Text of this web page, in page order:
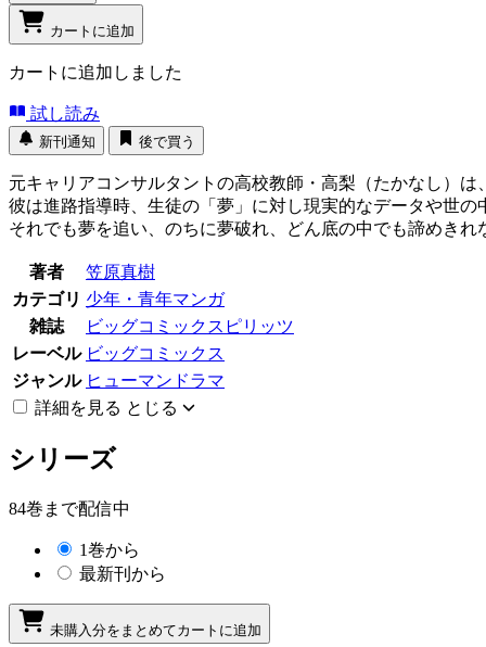
カートに追加
カートに追加しました
試し読み
新刊通知 後で買う
元キャリアコンサルタントの高校教師・高梨（たかなし）
彼は進路指導時、生徒の「夢」に対し現実的なデータや世
それでも夢を追い、のちに夢破れ、どん底の中でも諦めき
著者
笠原真樹
カテゴリ 少年・青年マンガ
雑誌
ビッグコミックスピリッツ
レーベル ビッグコミックス
ジャンル ヒューマンドラマ
詳細を見る とじる
シリーズ
84巻まで配信中
1巻から
最新刊から
未購入分をまとめてカートに追加